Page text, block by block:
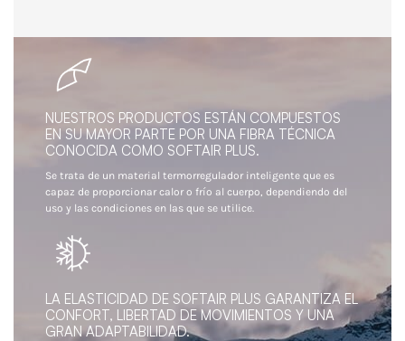
NUESTROS PRODUCTOS ESTÁN COMPUESTOS
EN SU MAYOR PARTE POR UNA FIBRA TÉCNICA
CONOCIDA COMO SOFTAIR PLUS.
Se trata de un material termorregulador inteligente que es
capaz de proporcionar calor o frío al cuerpo, dependiendo del
uso y las condiciones en las que se utilice.
LA ELASTICIDAD DE SOFTAIR PLUS GARANTIZA EL
CONFORT, LIBERTAD DE MOVIMIENTOS Y UNA
GRAN ADAPTABILIDAD.